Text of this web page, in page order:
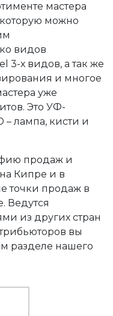
мастера
можно
видов
3-х видов, а так же
и многое
уже
Это УФ-
– лампа, кисти и
продаж и
Кипре и в
точки продаж в
Ведутся
из других стран
вы
разделе нашего